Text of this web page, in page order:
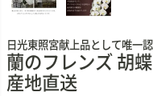
日光東照宮献上品として唯一
蘭のフレンズ 胡
産地直送